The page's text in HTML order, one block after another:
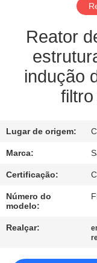
CONTATO
CONOSCO
DO
SITE
PRIVACY
POLICY
Reator
indução
Lugar de origem:
Marca:
Certificação:
Número do
modelo:
Realçar: